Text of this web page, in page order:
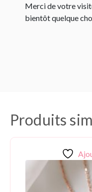
Merci de votre
bientôt quelque
Produits